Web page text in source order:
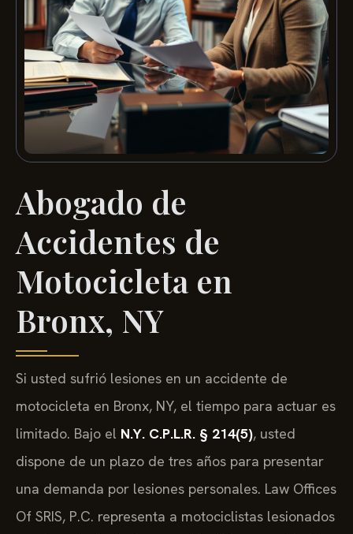
Abogado de
Accidentes de
Motocicleta en
Bronx, NY
Si usted sufrió lesiones en un accidente de
motocicleta en Bronx, NY, el tiempo para actuar es
limitado. Bajo el N.Y. C.P.L.R. § 214(5), usted
dispone de un plazo de tres años para presentar
una demanda por lesiones personales. Law Offices
Of SRIS, P.C. representa a motociclistas lesionados